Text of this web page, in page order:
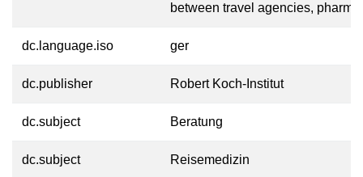
between travel agencies,
dc.language.iso ger
dc.publisher Robert Koch-Institut
dc.subject Beratung
dc.subject Reisemedizin